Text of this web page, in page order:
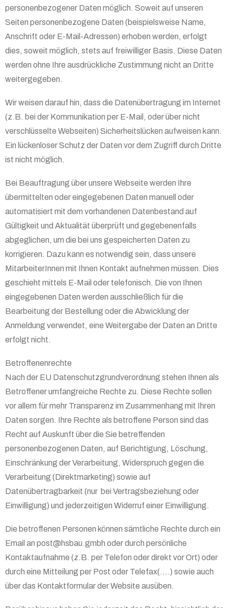
personenbezogener Daten möglich. Soweit auf unseren
Seiten personenbezogene Daten (beispielsweise Name,
Anschrift oder E-Mail-Adressen) erhoben werden, erfolgt
dies, soweit möglich, stets auf freiwilliger Basis. Diese Daten
werden ohne Ihre ausdrückliche Zustimmung nicht an Dritte
weitergegeben.
Wir weisen darauf hin, dass die Datenübertragung im Internet
(z.B. bei der Kommunikation per E-Mail, oder über nicht
verschlüsselte Webseiten) Sicherheitslücken aufweisen kann.
Ein lückenloser Schutz der Daten vor dem Zugriff durch Dritte
ist nicht möglich.
Bei Beauftragung über unsere Webseite werden Ihre
übermittelten oder eingegebenen Daten manuell oder
automatisiert mit dem vorhandenen Datenbestand auf
Gültigkeit und Aktualität überprüft und gegebenenfalls
abgeglichen, um die bei uns gespeicherten Daten zu
korrigieren. Dazu kann es notwendig sein, dass unsere
MitarbeiterInnen mit Ihnen Kontakt aufnehmen müssen. Dies
geschieht mittels E-Mail oder telefonisch. Die von Ihnen
eingegebenen Daten werden ausschließlich für die
Bearbeitung der Bestellung oder die Abwicklung der
Anmeldung verwendet, eine Weitergabe der Daten an Dritte
erfolgt nicht.
Betroffenenrechte
Nach der EU Datenschutzgrundverordnung stehen Ihnen als
Betroffener umfangreiche Rechte zu. Diese Rechte sollen
vor allem für mehr Transparenz im Zusammenhang mit Ihren
Daten sorgen. Ihre Rechte als betroffene Person sind das
Recht auf Auskunft über die Sie betreffenden
personenbezogenen Daten, auf Berichtigung, Löschung,
Einschränkung der Verarbeitung, Widerspruch gegen die
Verarbeitung (Direktmarketing) sowie auf
Datenübertragbarkeit (nur bei Vertragsbeziehung oder
Einwilligung) und jederzeitigen Widerruf einer Einwilligung.
Die betroffenen Personen können sämtliche Rechte durch ein
Email an post@hsbau.gmbh oder durch persönliche
Kontaktaufnahme (z.B. per Telefon oder direkt vor Ort) oder
durch eine Mitteilung per Post oder Telefax(….) sowie auch
über das Kontaktformular der Website ausüben.